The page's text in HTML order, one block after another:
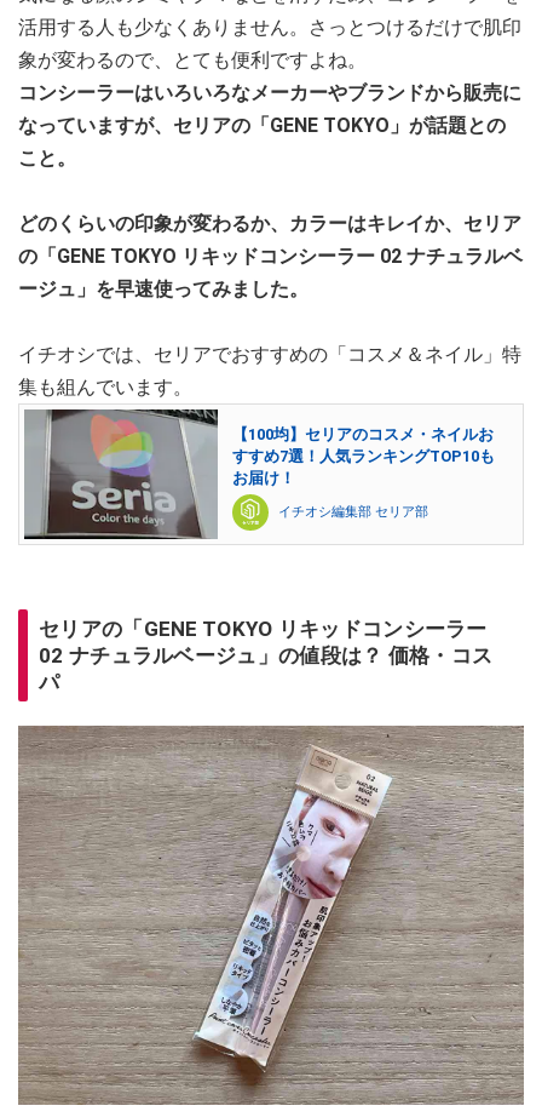
活用する人も少なくありません。さっとつけるだけで肌印
象が変わるので、とても便利ですよね。
コンシーラーはいろいろなメーカーやブランドから販売に
なっていますが、セリアの「GENE TOKYO」が話題との
こと。
どのくらいの印象が変わるか、カラーはキレイか、セリア
の「GENE TOKYO リキッドコンシーラー 02 ナチュラルベ
ージュ」を早速使ってみました。
イチオシでは、セリアでおすすめの「コスメ＆ネイル」特
集も組んでいます。
【100均】セリアのコスメ・ネイルお
すすめ7選！人気ランキングTOP10も
お届け！
イチオシ編集部 セリア部
セリアの「GENE TOKYO リキッドコンシーラー
02 ナチュラルベージュ」の値段は？ 価格・コス
パ